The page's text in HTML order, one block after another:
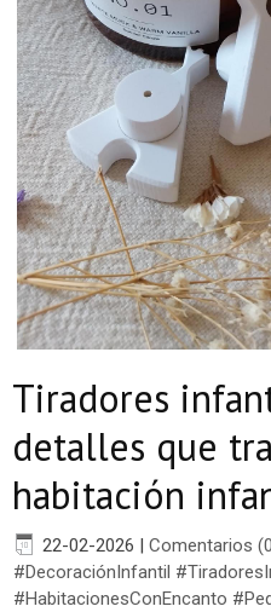
Tiradores
detalles que
habitación
22-02-2026 Comentarios
#DecoraciónInfantil
#HabitacionesConEncanto